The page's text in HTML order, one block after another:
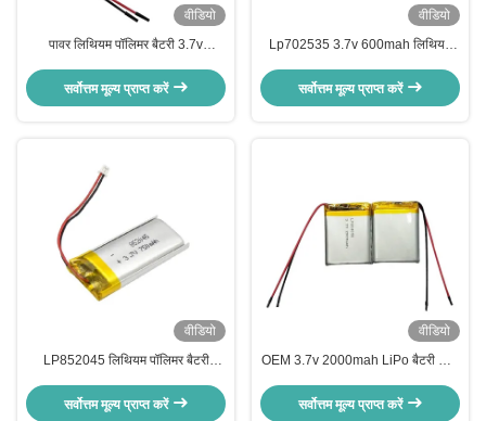
वीडियो
पावर लिथियम पॉलिमर बैटरी 3.7v
सर्वोत्तम मूल्य प्राप्त करें
वीडियो
Lp702535 3.7v 600mah लिथियम
सर्वोत्तम मूल्य प्राप्त करें
वीडियो
LP852045 लिथियम पॉलिमर बैटरी
सर्वोत्तम मूल्य प्राप्त करें
वीडियो
OEM 3.7v 2000mah LiPo बैटरी पावर
सर्वोत्तम मूल्य प्राप्त करें